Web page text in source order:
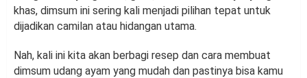
khas, dimsum ini sering kali menjadi pilihan tepat untuk
dijadikan camilan atau hidangan utama.
Nah, kali ini kita akan berbagi resep dan cara membuat
dimsum udang ayam yang mudah dan pastinya bisa kamu